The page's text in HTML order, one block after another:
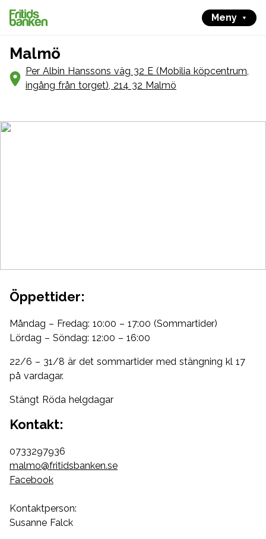
Meny
Malmö
Per Albin Hanssons väg 32 E (Mobilia köpcentrum,
ingång från torget), 214 32 Malmö
Öppettider:
Måndag – Fredag: 10:00 – 17:00 (Sommartider)
Lördag – Söndag: 12:00 – 16:00
22/6 – 31/8 är det sommartider med stängning kl 17
på vardagar.
Stängt Röda helgdagar
Kontakt:
0733297936
malmo@fritidsbanken.se
Facebook
Kontaktperson:
Susanne Falck